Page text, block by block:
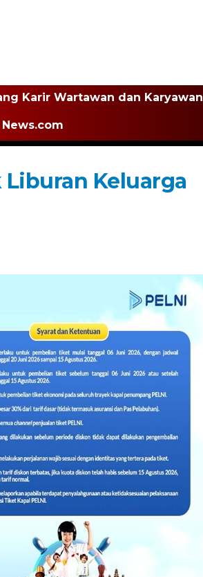
Karir Wartawan dan Karyawan
Keluarga